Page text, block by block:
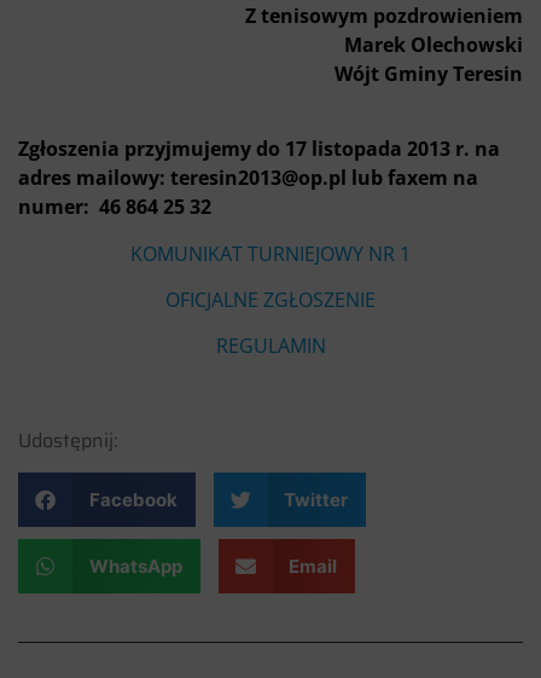
Z tenisowym pozdrowieniem
Marek Olechowski
Wójt Gminy Teresin
Zgłoszenia przyjmujemy do 17 listopada 2013 r. na
adres mailowy: teresin2013@op.pl lub faxem na
numer: 46 864 25 32
KOMUNIKAT TURNIEJOWY NR 1
OFICJALNE ZGŁOSZENIE
REGULAMIN
Udostępnij:
Facebook Twitter
WhatsApp Email